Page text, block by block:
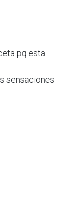
pq esta
sensaciones